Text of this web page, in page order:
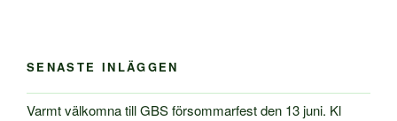
SENASTE INLÄGGEN
Varmt välkomna till GBS försommarfest den 13 juni. Kl